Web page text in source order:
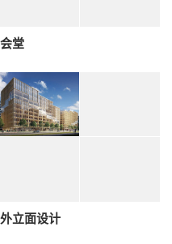
会堂
外立面设计